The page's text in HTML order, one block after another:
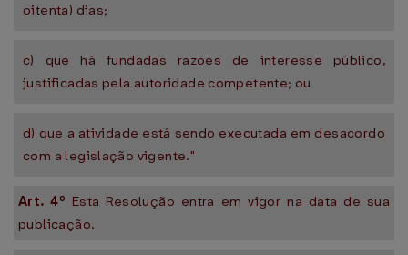
oitenta) dias;
c) que há fundadas razões de interesse público,
justificadas pela autoridade competente; ou
d) que a atividade está sendo executada em desacordo
com a legislação vigente."
Art. 4º Esta Resolução entra em vigor na data de sua
publicação.